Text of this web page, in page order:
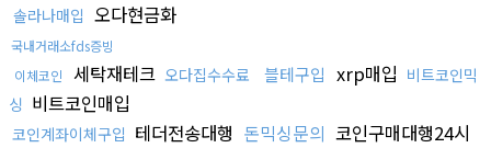
솔라나매입 오다현금화
국내거래소fds증빙
이체코인
세탁재테크 오다집수수료 블테구입 xrp매입 비트코인믹
싱 비트코인매입
코인계좌이체구입 테더전송대행 돈믹싱문의 코인구매대행24시